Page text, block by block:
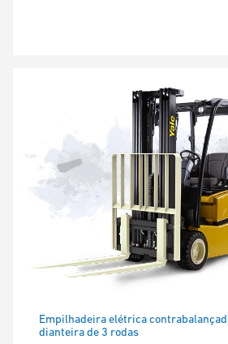
Empilhadeira elétrica
dianteira de 3 rodas